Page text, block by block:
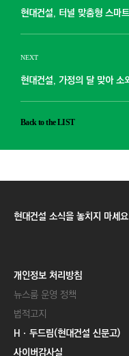
현대건설, 터널 맞춤형 스마
NEXT
현대건설, 가정의 달 맞아 소
Back to the LIST
현대건설 소식을 놓치지 마세
개인정보 처리방침
뉴스룸 운영 정책
법적고지
Hㆍ두드림(현대건설 신문고)
사이버감사실